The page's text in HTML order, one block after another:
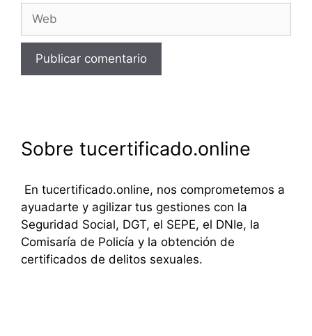
Sobre tucertificado.online
En tucertificado.online, nos comprometemos a
ayuadarte y agilizar tus gestiones con la
Seguridad Social, DGT, el SEPE, el DNIe, la
Comisaría de Policía y la obtención de
certificados de delitos sexuales.